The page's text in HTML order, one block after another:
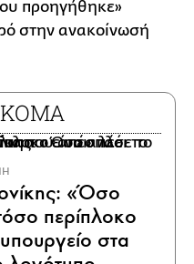
προηγήθηκε»
στην ανακοίνωσή
«Όσο
περίπλοκο
στα